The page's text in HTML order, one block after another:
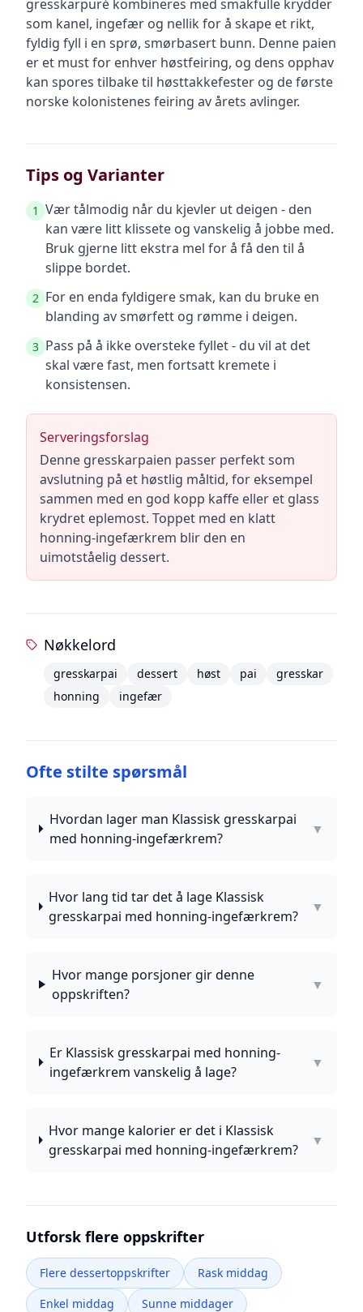
gresskarpuré kombineres med smakfulle krydder
som kanel, ingefær og nellik for å skape et rikt,
fyldig fyll i en sprø, smørbasert bunn. Denne paien
er et must for enhver høstfeiring, og dens opphav
kan spores tilbake til høsttakkefester og de første
norske kolonistenes feiring av årets avlinger.
Tips og Varianter
1 Vær tålmodig når du kjevler ut deigen - den
kan være litt klissete og vanskelig å jobbe med.
Bruk gjerne litt ekstra mel for å få den til å
slippe bordet.
2 For en enda fyldigere smak, kan du bruke en
blanding av smørfett og rømme i deigen.
3 Pass på å ikke oversteke fyllet - du vil at det
skal være fast, men fortsatt kremete i
konsistensen.
Serveringsforslag
Denne gresskarpaien passer perfekt som
avslutning på et høstlig måltid, for eksempel
sammen med en god kopp kaffe eller et glass
krydret eplemost. Toppet med en klatt
honning-ingefærkrem blir den en
uimotståelig dessert.
Nøkkelord
gresskarpai dessert høst pai
gresskar
honning
ingefær
Ofte stilte spørsmål
Hvordan lager man Klassisk gresskarpai
med honning-ingefærkrem?
▼
Hvor lang tid tar det å lage Klassisk
gresskarpai med honning-ingefærkrem?
▼
Hvor mange porsjoner gir denne
oppskriften?
▼
Er Klassisk gresskarpai med honning-
ingefærkrem vanskelig å lage?
▼
Hvor mange kalorier er det i Klassisk
gresskarpai med honning-ingefærkrem?
▼
Utforsk flere oppskrifter
Flere dessertoppskrifter
Rask middag
Enkel middag
Sunne middager